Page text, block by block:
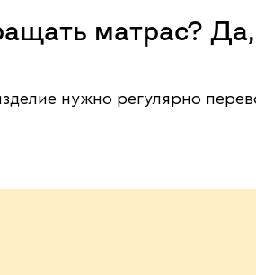
матрас?
нужно регулярно